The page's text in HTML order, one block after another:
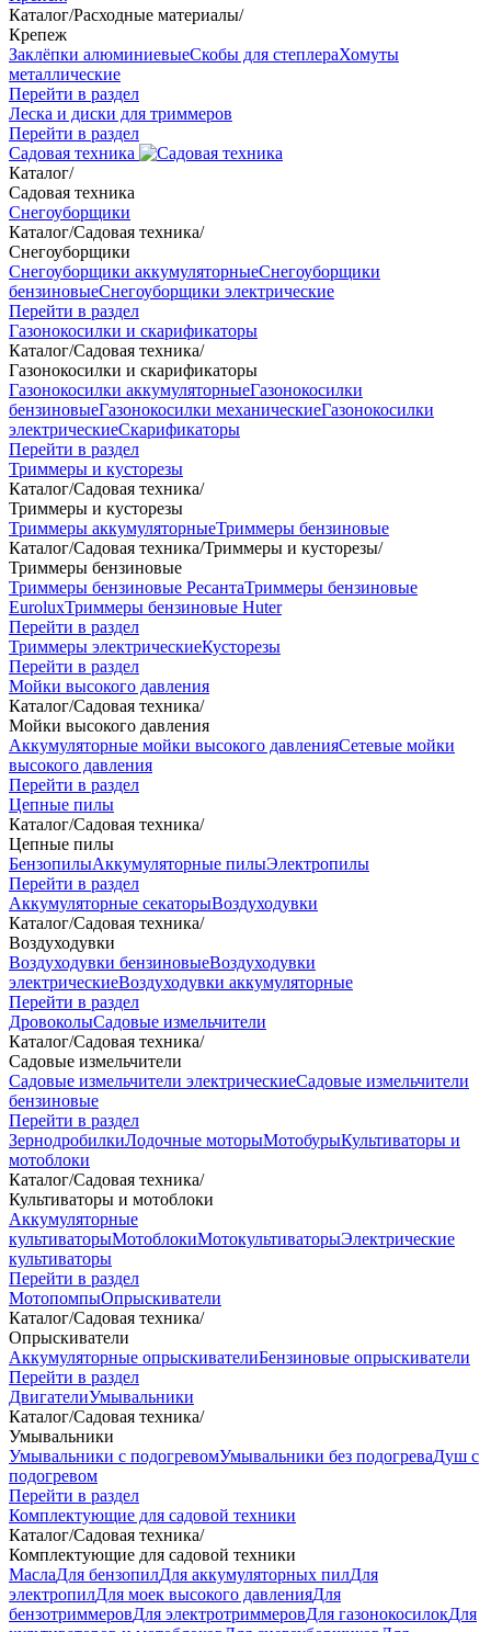
Каталог/Расходные материалы/
Крепеж
Заклёпки алюминиевыеСкобы для степлераХомуты
металлические
Перейти в раздел
Леска и диски для триммеров
Перейти в раздел
Садовая техника
Каталог/
Садовая техника
Снегоуборщики
Каталог/Садовая техника/
Снегоуборщики
Снегоуборщики аккумуляторныеСнегоуборщики
бензиновыеСнегоуборщики электрические
Перейти в раздел
Газонокосилки и скарификаторы
Каталог/Садовая техника/
Газонокосилки и скарификаторы
Газонокосилки аккумуляторныеГазонокосилки
бензиновыеГазонокосилки механическиеГазонокосилки
электрическиеСкарификаторы
Перейти в раздел
Триммеры и кусторезы
Каталог/Садовая техника/
Триммеры и кусторезы
Триммеры аккумуляторныеТриммеры бензиновые
Каталог/Садовая техника/Триммеры и кусторезы/
Триммеры бензиновые
Триммеры бензиновые РесантаТриммеры бензиновые
EuroluxТриммеры бензиновые Huter
Перейти в раздел
Триммеры электрическиеКусторезы
Перейти в раздел
Мойки высокого давления
Каталог/Садовая техника/
Мойки высокого давления
Аккумуляторные мойки высокого давленияСетевые мойки
высокого давления
Перейти в раздел
Цепные пилы
Каталог/Садовая техника/
Цепные пилы
БензопилыАккумуляторные пилыЭлектропилы
Перейти в раздел
Аккумуляторные секаторыВоздуходувки
Каталог/Садовая техника/
Воздуходувки
Воздуходувки бензиновыеВоздуходувки
электрическиеВоздуходувки аккумуляторные
Перейти в раздел
ДровоколыСадовые измельчители
Каталог/Садовая техника/
Садовые измельчители
Садовые измельчители электрическиеСадовые измельчители
бензиновые
Перейти в раздел
ЗернодробилкиЛодочные моторыМотобурыКультиваторы и
мотоблоки
Каталог/Садовая техника/
Культиваторы и мотоблоки
Аккумуляторные
культиваторыМотоблокиМотокультиваторыЭлектрические
культиваторы
Перейти в раздел
МотопомпыОпрыскиватели
Каталог/Садовая техника/
Опрыскиватели
Аккумуляторные опрыскивателиБензиновые опрыскиватели
Перейти в раздел
ДвигателиУмывальники
Каталог/Садовая техника/
Умывальники
Умывальники с подогревомУмывальники без подогреваДуш с
подогревом
Перейти в раздел
Комплектующие для садовой техники
Каталог/Садовая техника/
Комплектующие для садовой техники
МаслаДля бензопилДля аккумуляторных пилДля
электропилДля моек высокого давленияДля
бензотриммеровДля электротриммеровДля газонокосилокДля